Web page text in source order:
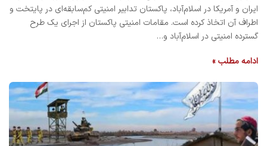
ایران و آمریکا در اسلام‌آباد، پاکستان تدابیر امنیتی کم‌سابقه‌ای در پایتخت و
اطراف آن اتخاذ کرده است. مقامات امنیتی پاکستان از اجرای یک طرح
گسترده امنیتی در اسلام‌آباد و…
ادامه مطلب »